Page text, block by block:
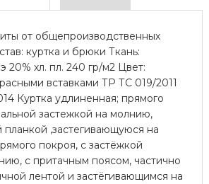
от общепроизводственных
куртка и брюки Ткань:
20% хл. пл. 240 гр/м2 Цвет:
вставками ТР ТС 019/2011
Куртка удлиненная; прямого
застежкой на молнию,
планкой ,застегивающуюся на
покроя, с застёжкой
с притачным поясом, частично
лентой и застёгивающимся на